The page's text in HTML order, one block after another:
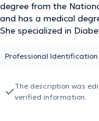
degree from the
and has a medical
She specialized in
Director of the Internal
Queens Hospital and
gaining significant
Professional
The description was
verified information.